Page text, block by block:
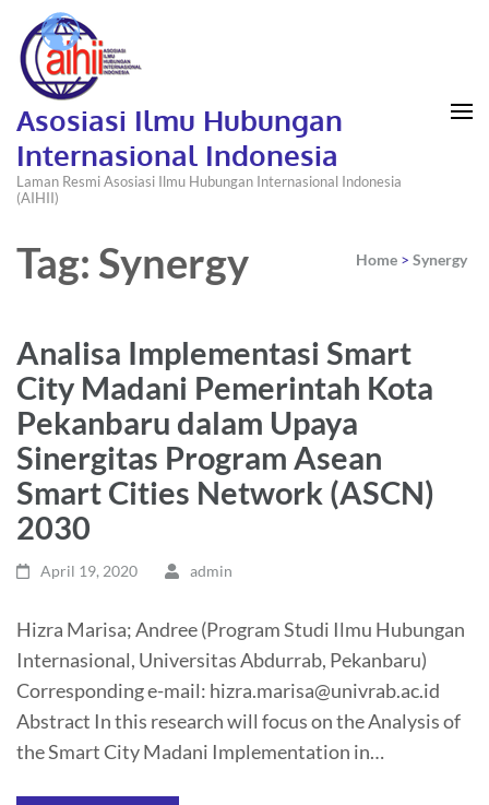
Asosiasi Ilmu Hubungan
Internasional Indonesia
Laman Resmi Asosiasi Ilmu Hubungan Internasional Indonesia
(AIHII)
Tag: Synergy Home > Synergy
Analisa Implementasi Smart
City Madani Pemerintah Kota
Pekanbaru dalam Upaya
Sinergitas Program Asean
Smart Cities Network (ASCN)
2030
April 19, 2020 admin
Hizra Marisa; Andree (Program Studi Ilmu Hubungan
Internasional, Universitas Abdurrab, Pekanbaru)
Corresponding e-mail: hizra.marisa@univrab.ac.id
Abstract In this research will focus on the Analysis of
the Smart City Madani Implementation in…